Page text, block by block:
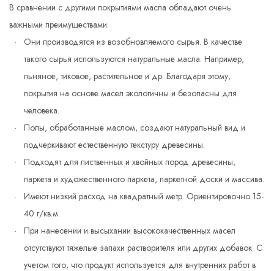
В сравнении с другими покрытиями масла обладают очень
важными преимуществами.
Они производятся из возобновляемого сырья. В качестве
такого сырья используются натуральные масла. Например,
льняное, тиковое, растительное и др. Благодаря этому,
покрытия на основе масел экологичны и безопасны для
человека.
Полы, обработанные маслом, создают натуральный вид и
подчеркивают естественную текстуру древесины.
Подходят для лиственных и хвойных пород древесины,
паркета и художественного паркета, паркетной доски и массива.
Имеют низкий расход на квадратный метр. Ориентировочно 15-
40 г/кв.м.
При нанесении и высыхании высококачественных масел
отсутствуют тяжелые запахи растворителя или других добавок. С
учетом того, что продукт используется для внутренних работ в